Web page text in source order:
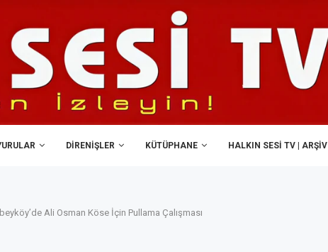
DIRENIŞLER KÜTÜPHANE HALKIN SESI TV | ARŞİV
Ali Osman Köse İçin Pullama Çalışması